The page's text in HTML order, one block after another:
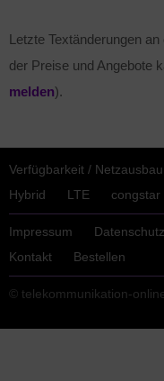
Letzte Textänderungen
der Preise und Angebote
melden).
Verfügbarkeit / Netzausbau
Hybrid
LTE congstar
Impressum Datenschutz
Kontakt
Bestellen
© telekommunikation-